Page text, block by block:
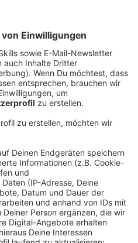
hat Münster offenbar
in privaten Wohnungen
Vergleich im neuen "ista
Heizenergie verbraucht
für das "Heiz-O-Meter"
Heizperiode in den 20